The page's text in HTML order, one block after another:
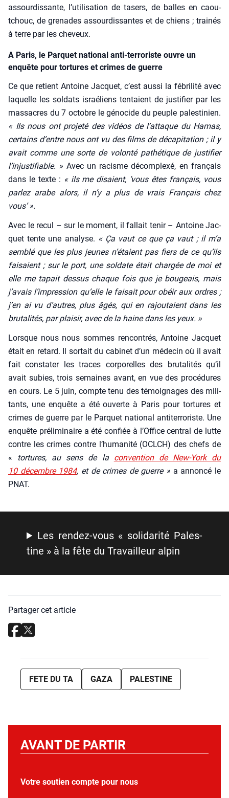
assour­dis­sante, l’utilisation de tasers, de balles en caou­
tchouc, de gre­nades assour­dis­santes et de chiens ; trai­nés
à terre par les che­veux.
A Paris, le Parquet national anti-terroriste ouvre un
enquête pour tortures et crimes de guerre
Ce que retient Antoine Jac­quet, c’est aus­si la fébri­li­té avec
laquelle les sol­dats israé­liens ten­taient de jus­ti­fier par les
mas­sacres du 7 octobre le géno­cide du peuple pales­ti­nien.
« Ils nous ont pro­je­té des vidéos de l’attaque du Hamas,
cer­tains d’entre nous ont vu des films de déca­pi­ta­tion ; il y
avait comme une sorte de volon­té pathé­tique de jus­ti­fier
l’injustifiable. » Avec un racisme décom­plexé, en fran­çais
dans le texte : « ils me disaient, ‘vous êtes fran­çais, vous
par­lez arabe alors, il n’y a plus de vrais Fran­çais chez
vous’ ».
Avec le recul – sur le moment, il fal­lait tenir – Antoine Jac­
quet tente une ana­lyse. « Ça vaut ce que ça vaut ; il m’a
sem­blé que les plus jeunes n’étaient pas fiers de ce qu’ils
fai­saient; sur le port, une sol­date était char­gée de moi et
elle me tapait des­sus chaque fois que je bou­geais, mais
j’avais l’impression qu’elle le fai­saitpour obéir aux ordres;
j’en ai vu d’autres, plus âgés, qui en rajou­taient dans les
bru­ta­li­tés, par plai­sir, avec de la haine dans les yeux. »
Lorsque nous nous sommes ren­con­trés, Antoine Jac­quet
était en retard. Il sor­tait du cabi­net d’un méde­cin où il avait
fait consta­ter les traces cor­po­relles des bru­ta­li­tés qu’il
avait subies, trois semaines avant, en vue des pro­cé­dures
en cours. Le 5 juin, compte tenu des témoi­gnages des mili­
tants, une enquête a été ouverte à Paris pour tor­tures et
crimes de guerre par le Par­quet natio­nal anti­ter­ro­riste. Une
enquête pré­li­mi­naire a été confiée à l’Office cen­tral de lutte
contre les crimes contre l’humanité (OCLCH) des chefs de
« tor­tures, au sens de la conven­tion de New-York du
10 décembre 1984, et de crimes de guerre » a annon­cé le
PNAT.
Les ren­dez-vous « soli­da­ri­té Pales­
tine » à la fête du Tra­vailleur alpin
Partager cet article
FETE DU TA GAZA PALESTINE
AVANT DE PARTIR
Votre soutien compte pour nous